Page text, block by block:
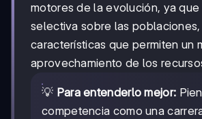
motores de la evolución, ya
selectiva sobre las
características que permiten un
aprovechamiento de los
💡 Para entenderlo mejor:
competencia como una